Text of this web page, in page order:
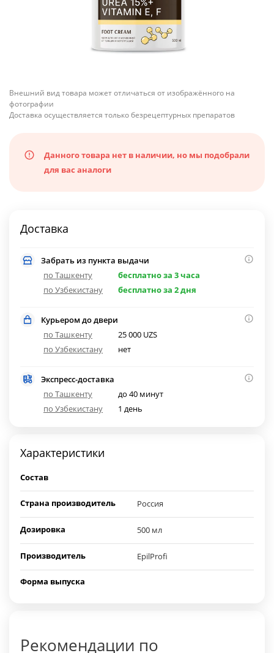
Внешний вид товара может отличаться от изображённого на
фотографии
Доставка осуществляется только безрецептурных препаратов
Данного товара нет в наличии, но мы подобрали
для вас аналоги
Доставка
Забрать из пункта выдачи
по Ташкенту
бесплатно за 3 часа
по Узбекистану
бесплатно за 2 дня
Курьером до двери
по Ташкенту
25 000 UZS
по Узбекистану
нет
Экспресс-доставка
по Ташкенту
до 40 минут
по Узбекистану
1 день
Характеристики
Состав
Страна производитель Россия
Дозировка 500 мл
Производитель EpilProfi
Форма выпуска
Рекомендации по